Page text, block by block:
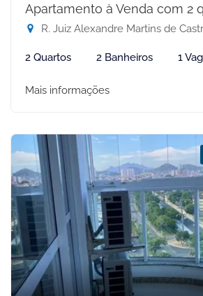
Apartamento à Venda com 2
R. Juiz Alexandre Martins de Castro Filho, -
2 Quartos 2 Banheiros 1
Mais informações